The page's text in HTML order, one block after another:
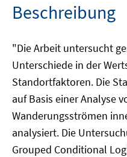
Beschreibung
"Die Arbeit untersucht
Unterschiede in der
Standortfaktoren. Die
auf Basis einer Analyse
Wanderungsströmen
analysiert. Die
Grouped Conditional